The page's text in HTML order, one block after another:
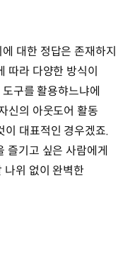
대한 정답은 존재하지
따라 다양한 방식이
구를 활용햐느냐에
신의 아웃도어 활동
대표적인 경우겠죠.
즐기고 싶은 사람에게
위 없이 완벽한